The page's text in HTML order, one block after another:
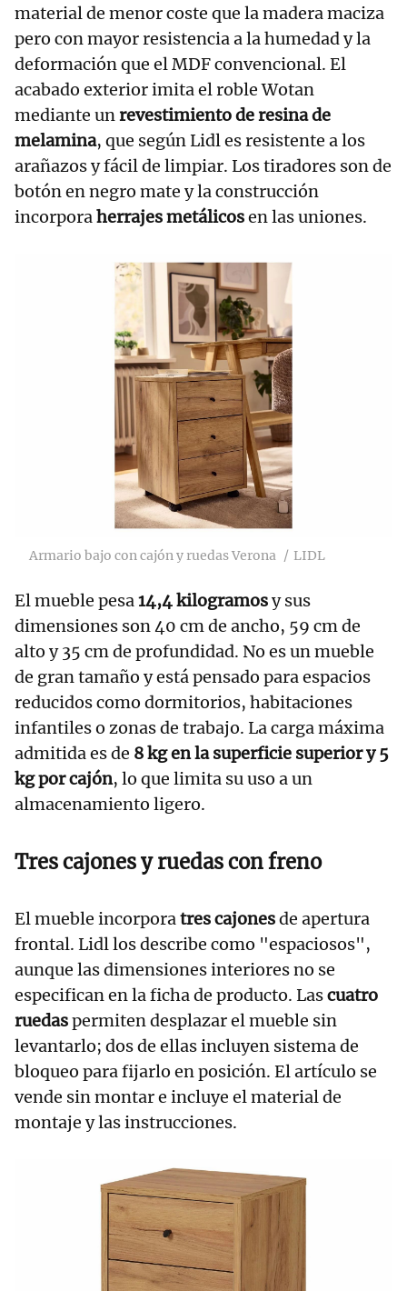
material de menor coste que la madera maciza
pero con mayor resistencia a la humedad y la
deformación que el MDF convencional. El
acabado exterior imita el roble Wotan
mediante unrevestimiento de resina de
melamina, que según Lidl es resistente a los
arañazos y fácil de limpiar. Los tiradores son de
botón en negro mate y la construcción
incorporaherrajes metálicosen las uniones.
Armario bajo con cajón y ruedas Verona LIDL
El mueble pesa14,4 kilogramosy sus
dimensiones son 40 cm de ancho, 59 cm de
alto y 35 cm de profundidad. No es un mueble
de gran tamaño y está pensado para espacios
reducidos como dormitorios, habitaciones
infantiles o zonas de trabajo. La carga máxima
admitida es de 8 kg en la superficie superior y 5
kg por cajón, lo que limita su uso a un
almacenamiento ligero.
Tres cajones y ruedas con freno
El mueble incorporatres cajonesde apertura
frontal. Lidl los describe como "espaciosos",
aunque las dimensiones interiores no se
especifican en la ficha de producto. Lascuatro
ruedaspermiten desplazar el mueble sin
levantarlo; dos de ellas incluyen sistema de
bloqueo para fijarlo en posición. El artículo se
vende sin montar e incluye el material de
montaje y las instrucciones.